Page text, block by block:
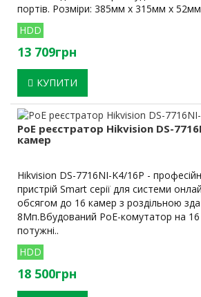
портів. Розміри: 385мм х 315мм х
HDD
13 709грн
КУПИТИ
PoE реєстратор Hikvision DS-
камер
Hikvision DS-7716NI-K4/16P -
пристрій Smart серії для системи
обсягом до 16 камер з роздільною
8Мп.Вбудований PoE-комутатор на
потужні..
HDD
18 500грн